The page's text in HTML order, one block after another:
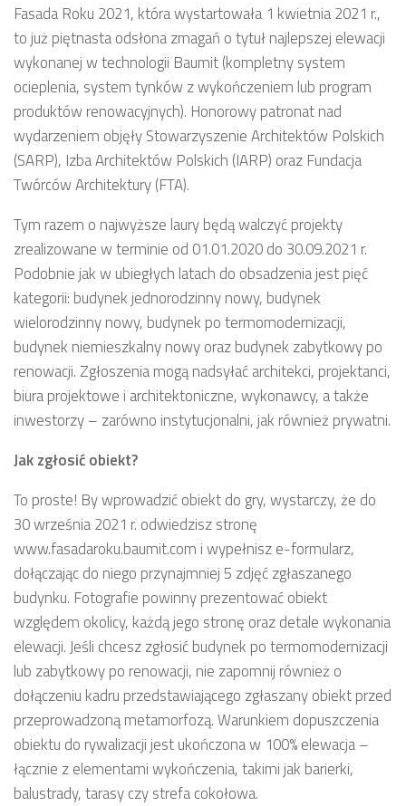
Fasada Roku 2021, która wystartowała 1 kwietnia 2021 r.,
to już piętnasta odsłona zmagań o tytuł najlepszej elewacji
wykonanej w technologii Baumit (kompletny system
ocieplenia, system tynków z wykończeniem lub program
produktów renowacyjnych). Honorowy patronat nad
wydarzeniem objęły Stowarzyszenie Architektów Polskich
(SARP), Izba Architektów Polskich (IARP) oraz Fundacja
Twórców Architektury (FTA).
Tym razem o najwyższe laury będą walczyć projekty
zrealizowane w terminie od 01.01.2020 do 30.09.2021 r.
Podobnie jak w ubiegłych latach do obsadzenia jest pięć
kategorii: budynek jednorodzinny nowy, budynek
wielorodzinny nowy, budynek po termomodernizacji,
budynek niemieszkalny nowy oraz budynek zabytkowy po
renowacji. Zgłoszenia mogą nadsyłać architekci, projektanci,
biura projektowe i architektoniczne, wykonawcy, a także
inwestorzy – zarówno instytucjonalni, jak również prywatni.
Jak zgłosić obiekt?
To proste! By wprowadzić obiekt do gry, wystarczy, że do
30 września 2021 r. odwiedzisz stronę
www.fasadaroku.baumit.com i wypełnisz e-formularz,
dołączając do niego przynajmniej 5 zdjęć zgłaszanego
budynku. Fotografie powinny prezentować obiekt
względem okolicy, każdą jego stronę oraz detale wykonania
elewacji. Jeśli chcesz zgłosić budynek po termomodernizacji
lub zabytkowy po renowacji, nie zapomnij również o
dołączeniu kadru przedstawiającego zgłaszany obiekt przed
przeprowadzoną metamorfozą. Warunkiem dopuszczenia
obiektu do rywalizacji jest ukończona w 100% elewacja –
łącznie z elementami wykończenia, takimi jak barierki,
balustrady, tarasy czy strefa cokołowa.